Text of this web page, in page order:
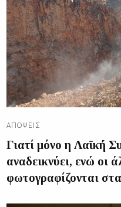
ΑΠΌΨΕΙΣ
Γιατί μόνο η Λαϊκή
αναδεικνύει, ενώ οι
φωτογραφίζονται